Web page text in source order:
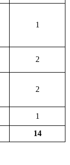
1
2
2
1
14